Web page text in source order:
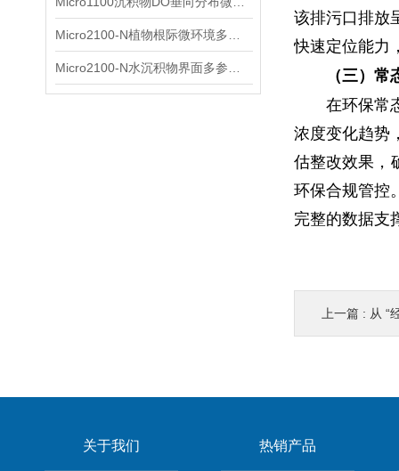
该排污口排放
快速定位能力
（三）
在环保常
浓度变化趋势
估整改效果，
环保合规管控
完整的数据支
上一篇 : 从 “经
关于我们 热销产品